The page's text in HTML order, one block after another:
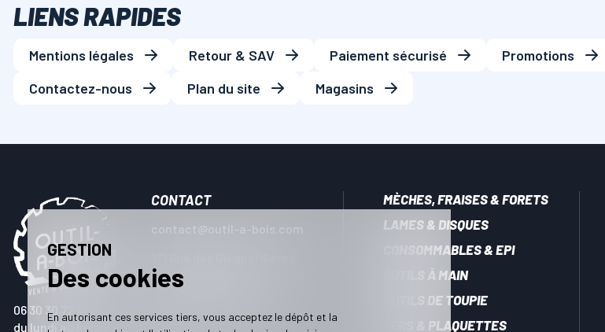
LIENS RAPIDES
Mentions légales Retour & SAV Paiement sécurisé Promotions
Contactez-nous
Plan du site Magasins
CONTACT
contact@outil-a-bois.com
ZA La Dauniere
06 30 30 72 41
du lundi au jeudi : 9h00 à 12h00 / 14h00 à 17h00
MÈCHES, FRAISES & FORETS
LAMES & DISQUES
CONSOMMABLES & EPI
OUTILS À MAIN
OUTILS DE TOUPIE
FERS & PLAQUETTES
GESTION
Des cookies
En autorisant ces services tiers, vous acceptez le dépôt et la